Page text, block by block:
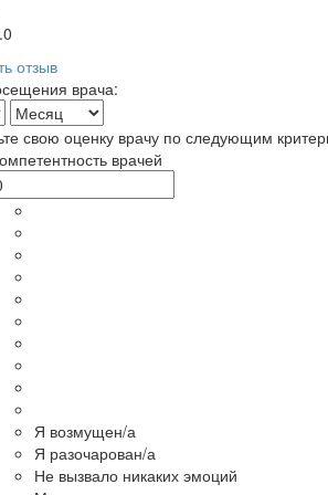
отзыв
врача:
свою оценку врачу по следующим
врачей
Я возмущен/а
Я разочарован/а
Не вызвало никаких эмоций